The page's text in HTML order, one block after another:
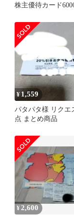
株主優待カード
¥1,559
パタパタ様 リクエ
点 まとめ商品
¥ 2,600